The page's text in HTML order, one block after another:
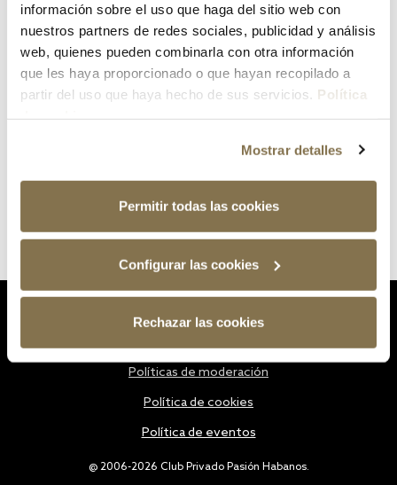
información sobre el uso que haga del sitio web con
nuestros partners de redes sociales, publicidad y análisis
web, quienes pueden combinarla con otra información
que les haya proporcionado o que hayan recopilado a
partir del uso que haya hecho de sus servicios. Política
Mostrar detalles
Permitir todas las cookies
Configurar las cookies
Rechazar las cookies
¿Has olvidado tu contraseña?
@ 2006-2026 Club Privado Pasión Habanos.
Políticas de moderación
Política de cookies
Política de eventos